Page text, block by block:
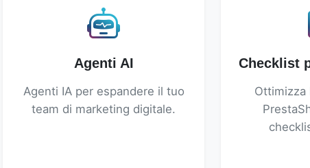
Agenti AI
Agenti IA per espandere il tuo
team di marketing digitale.
Checklist
Ottimizza